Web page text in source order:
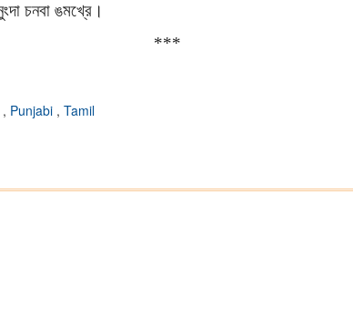
চনবা ঙমখ্রে।
***
, Punjabi , Tamil